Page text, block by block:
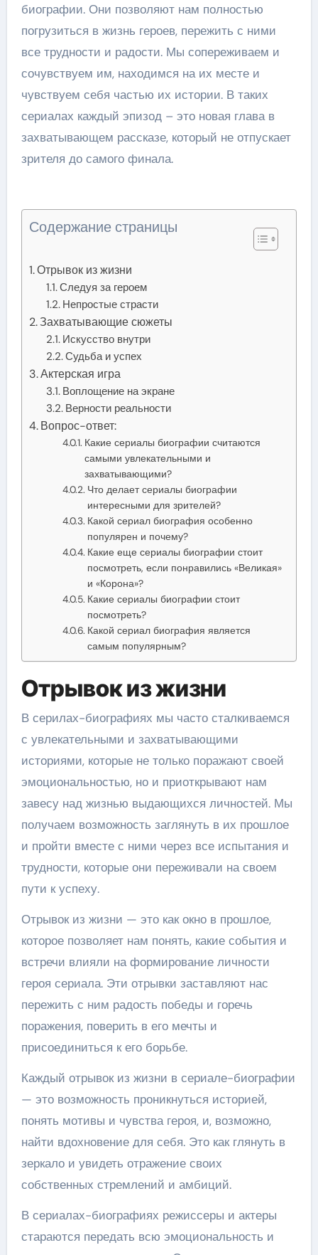
биографии. Они позволяют нам полностью
погрузиться в жизнь героев, пережить с ними
все трудности и радости. Мы сопереживаем и
сочувствуем им, находимся на их месте и
чувствуем себя частью их истории. В таких
сериалах каждый эпизод – это новая глава в
захватывающем рассказе, который не отпускает
зрителя до самого финала.
Содержание страницы
Отрывок из жизни
Следуя за героем
Непростые страсти
Захватывающие сюжеты
Искусство внутри
Судьба и успех
Актерская игра
Воплощение на экране
Верности реальности
Вопрос-ответ:
Какие сериалы биографии считаются
самыми увлекательными и
захватывающими?
Что делает сериалы биографии
интересными для зрителей?
Какой сериал биография особенно
популярен и почему?
Какие еще сериалы биографии стоит
посмотреть, если понравились «Великая»
и «Корона»?
Какие сериалы биографии стоит
посмотреть?
Какой сериал биография является
самым популярным?
Отрывок из жизни
В серилах-биографиях мы часто сталкиваемся
с увлекательными и захватывающими
историями, которые не только поражают своей
эмоциональностью, но и приоткрывают нам
завесу над жизнью выдающихся личностей. Мы
получаем возможность заглянуть в их прошлое
и пройти вместе с ними через все испытания и
трудности, которые они переживали на своем
пути к успеху.
Отрывок из жизни — это как окно в прошлое,
которое позволяет нам понять, какие события и
встречи влияли на формирование личности
героя сериала. Эти отрывки заставляют нас
пережить с ним радость победы и горечь
поражения, поверить в его мечты и
присоединиться к его борьбе.
Каждый отрывок из жизни в сериале-биографии
— это возможность проникнуться историей,
понять мотивы и чувства героя, и, возможно,
найти вдохновение для себя. Это как глянуть в
зеркало и увидеть отражение своих
собственных стремлений и амбиций.
В сериалах-биографиях режиссеры и актеры
стараются передать всю эмоциональность и